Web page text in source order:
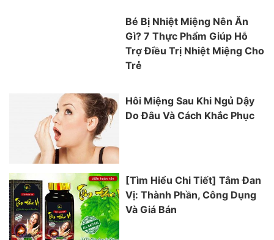
Bé Bị Nhiệt Miệng Nên Ăn
Gì? 7 Thực Phẩm Giúp Hỗ
Trợ Điều Trị Nhiệt Miệng Cho
Trẻ
Hôi Miệng Sau Khi Ngủ Dậy
Do Đâu Và Cách Khắc Phục
[Tìm Hiểu Chi Tiết] Tâm Đan
Vị: Thành Phần, Công Dụng
Và Giá Bán